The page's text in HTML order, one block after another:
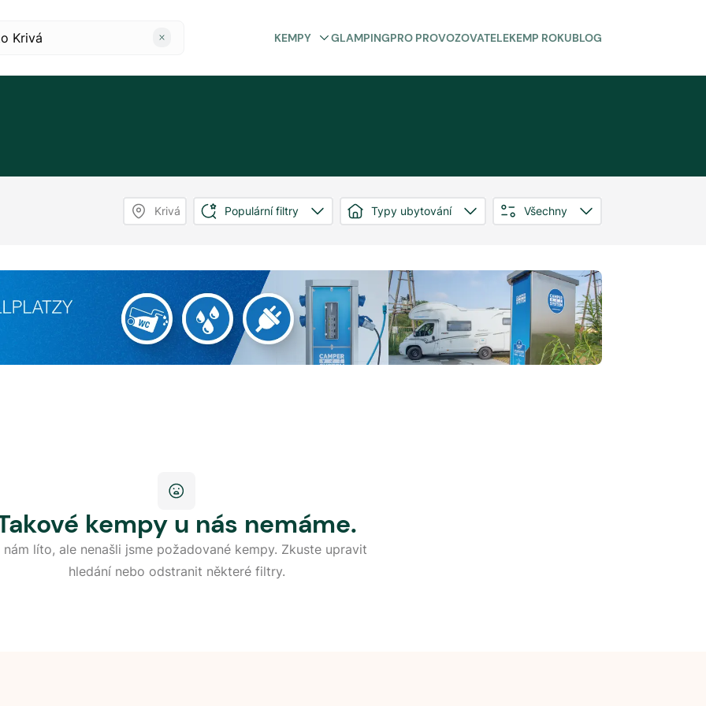
KEMPY GLAMPINGPRO PROVOZOVATELEKEMP ROKUBLOG
Krivá Populární filtry Typy ubytování Všechny
kempy u nás nemáme.
nám líto, ale nenašli jsme požadované kempy. Zkuste upravit
hledání nebo odstranit některé filtry.